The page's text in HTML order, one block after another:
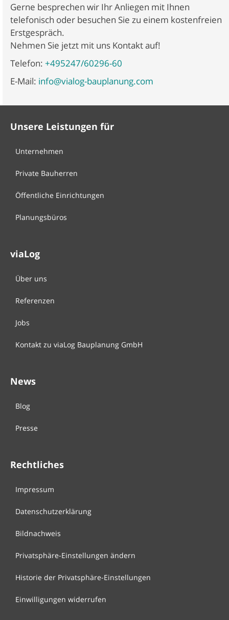
Gerne besprechen wir Ihr Anliegen mit Ihnen
telefonisch oder besuchen Sie zu einem kostenfreien
Erstgespräch.
Nehmen Sie jetzt mit uns Kontakt auf!
Telefon: +495247/60296-60
E-Mail: info@vialog-bauplanung.com
Unsere Leistungen für
Unternehmen
Private Bauherren
Öffentliche Einrichtungen
Planungsbüros
viaLog
Über uns
Referenzen
Jobs
Kontakt zu viaLog Bauplanung GmbH
News
Blog
Presse
Rechtliches
Impressum
Datenschutzerklärung
Bildnachweis
Privatsphäre-Einstellungen ändern
Historie der Privatsphäre-Einstellungen
Einwilligungen widerrufen